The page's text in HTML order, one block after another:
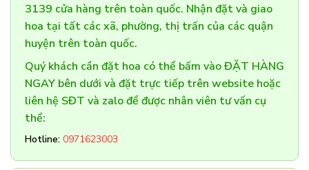
3139 cửa hàng trên toàn quốc. Nhận đặt và giao
hoa tại tất các xã, phường, thị trấn của các quận
huyện trên toàn quốc.
Quý khách cần đặt hoa có thể bấm vào ĐẶT HÀNG
NGAY bên dưới và đặt trực tiếp trên website hoặc
liên hệ SĐT và zalo để được nhân viên tư vấn cụ
thể:
Hotline: 0971623003